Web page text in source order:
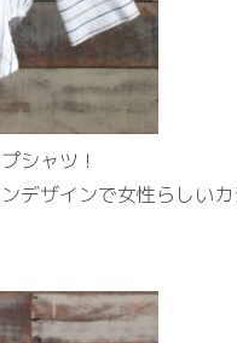
シャツ！
デザインで女性らしい